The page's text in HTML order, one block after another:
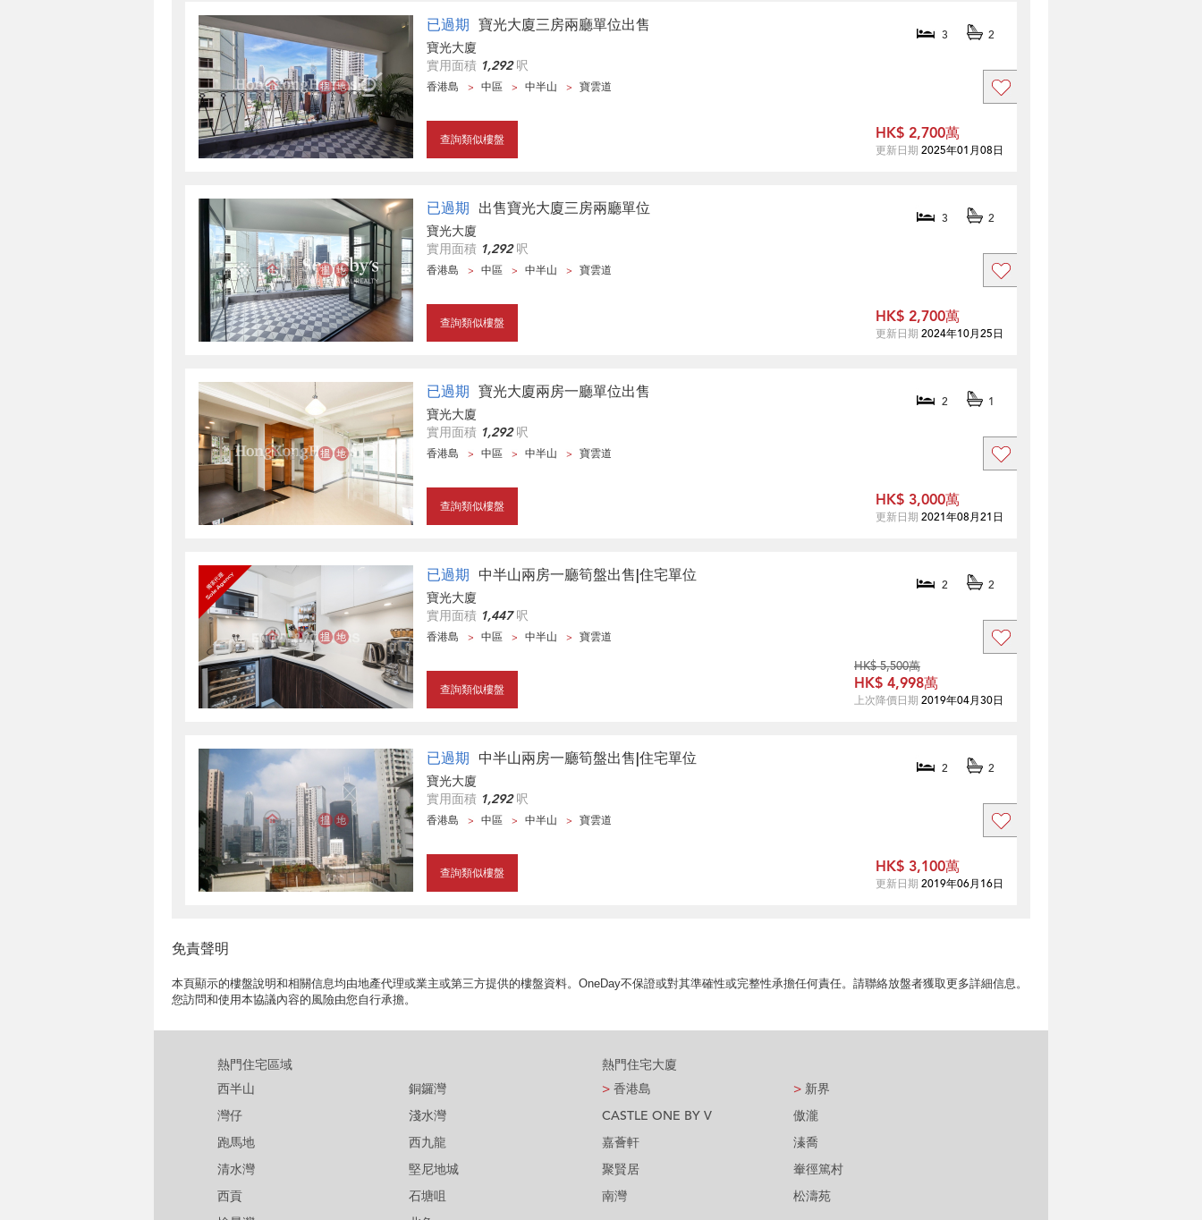
已過期 寶光大廈三房兩廳單位出售 3 2
寶光大廈
實用面積 1,292呎
香港島 中區 中半山 寶雲道
查詢類似樓盤 HK$ 2,700萬
更新日期 2025年01月08日
已過期 出售寶光大廈三房兩廳單位 3 2
寶光大廈
實用面積 1,292呎
香港島 中區 中半山 寶雲道
查詢類似樓盤 HK$ 2,700萬
更新日期 2024年10月25日
已過期 寶光大廈兩房一廳單位出售 2 1
寶光大廈
實用面積 1,292呎
香港島 中區 中半山 寶雲道
查詢類似樓盤 HK$ 3,000萬
更新日期 2021年08月21日
已過期 中半山兩房一廳筍盤出售|住宅單位 2 2
寶光大廈
實用面積 1,447呎
香港島 中區 中半山 寶雲道
查詢類似樓盤
HK$ 5,500萬
HK$ 4,998萬
上次降價日期 2019年04月30日
已過期 中半山兩房一廳筍盤出售|住宅單位 2 2
寶光大廈
實用面積 1,292呎
香港島 中區 中半山 寶雲道
查詢類似樓盤 HK$ 3,100萬
更新日期 2019年06月16日
免責聲明
本頁顯示的樓盤說明和相關信息均由地產代理或業主或第三方提供的樓盤資料。OneDay不保證或對其準確性或完整性承擔任何責任。請聯絡放盤者獲取更多詳細信息。
您訪問和使用本協議內容的風險由您自行承擔。
熱門住宅區域
西半山
灣仔
跑馬地
清水灣
西貢
銅鑼灣
淺水灣
西九龍
堅尼地城
石塘咀
熱門住宅大廈
> 香港島
CASTLE ONE BY V
嘉薈軒
聚賢居
南灣
> 新界
傲瀧
溱喬
輋徑篤村
松濤苑